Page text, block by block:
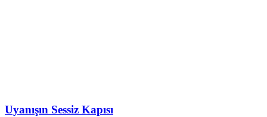
Uyanışın Sessiz Kapısı